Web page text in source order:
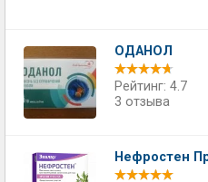
ОДАНОЛ
Рейтинг: 4.7
3 отзыва
Нефростен